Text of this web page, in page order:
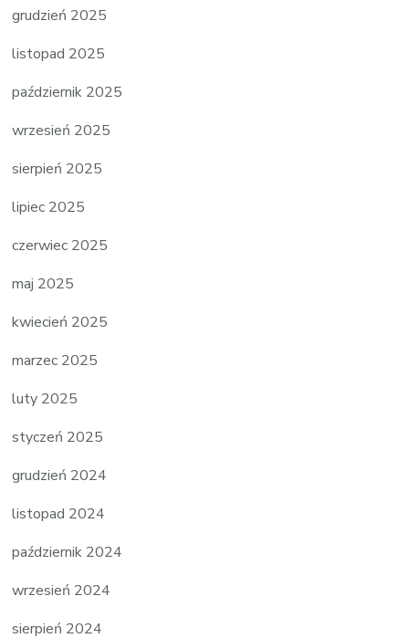
grudzień 2025
listopad 2025
październik 2025
wrzesień 2025
sierpień 2025
lipiec 2025
czerwiec 2025
maj 2025
kwiecień 2025
marzec 2025
luty 2025
styczeń 2025
grudzień 2024
listopad 2024
październik 2024
wrzesień 2024
sierpień 2024